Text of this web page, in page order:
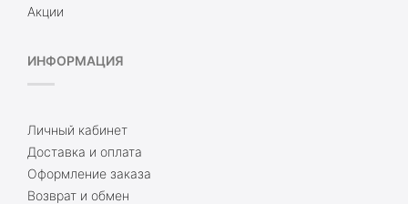
Акции
ИНФОРМАЦИЯ
Личный кабинет
Доставка и оплата
Оформление заказа
Возврат и обмен